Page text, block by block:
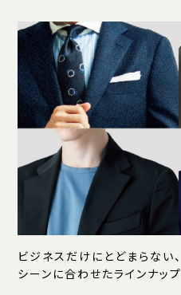
ビジネスだけにとどまらない、
シーンに合わせたラインナップ